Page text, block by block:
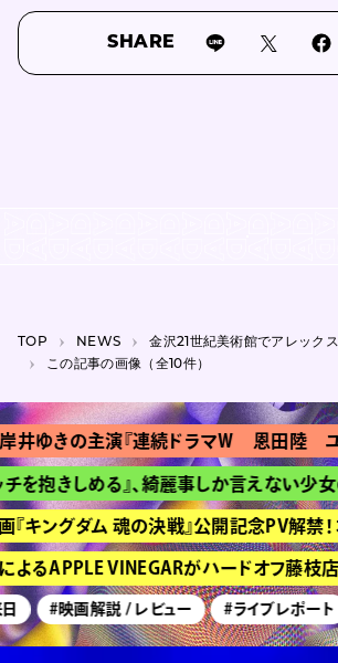
SHARE
TOP NEWS
金沢21世紀美術館でアレックス・ダ・コルテのアジア初の企画
この記事の画像（全10件）
井ゆきの主演『連続ドラマＷ 恩田陸 ユ
を抱きしめる』、綺麗事しか言えない少女
キングダム 魂の決戦』公開記念PV解禁！
よるAPPLE VINEGARがハードオフ藤枝
#映画解説 / レビュー #ライブレポート